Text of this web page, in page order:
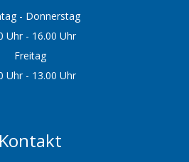
- Donnerstag
Uhr - 16.00 Uhr
Freitag
Uhr - 13.00 Uhr
Kontakt